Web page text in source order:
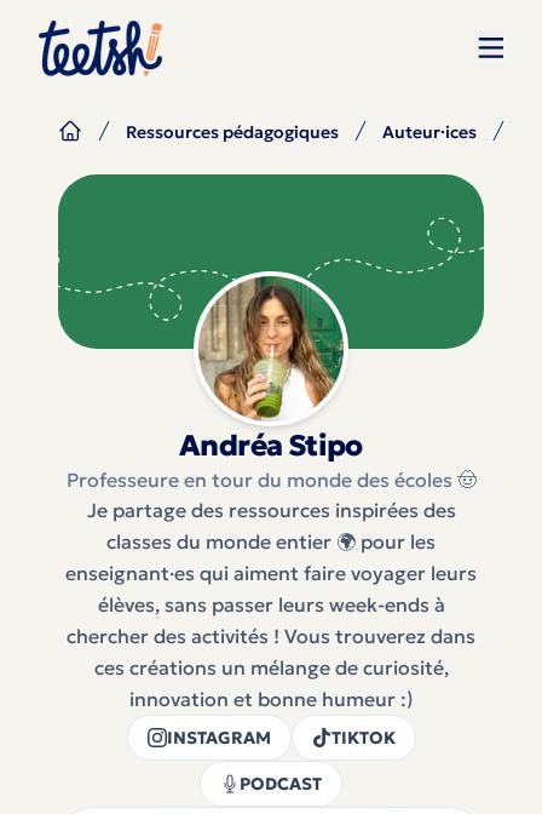
Ressources pédagogiques Auteur·ices
Andréa Stipo
Professeure en tour du monde des écoles 🤠
Je partage des ressources inspirées des
classes du monde entier 🌍 pour les
enseignant·es qui aiment faire voyager leurs
élèves, sans passer leurs week-ends à
chercher des activités ! Vous trouverez dans
ces créations un mélange de curiosité,
innovation et bonne humeur :)
INSTAGRAM TIKTOK
PODCAST